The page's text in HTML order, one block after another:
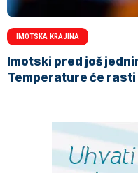
IMOTSKA KRAJINA
Imotski pred još
Temperature će